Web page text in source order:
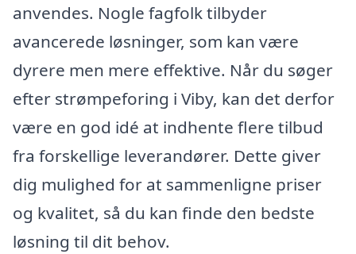
anvendes. Nogle fagfolk tilbyder
avancerede løsninger, som kan være
dyrere men mere effektive. Når du søger
efter strømpeforing i Viby, kan det derfor
være en god idé at indhente flere tilbud
fra forskellige leverandører. Dette giver
dig mulighed for at sammenligne priser
og kvalitet, så du kan finde den bedste
løsning til dit behov.